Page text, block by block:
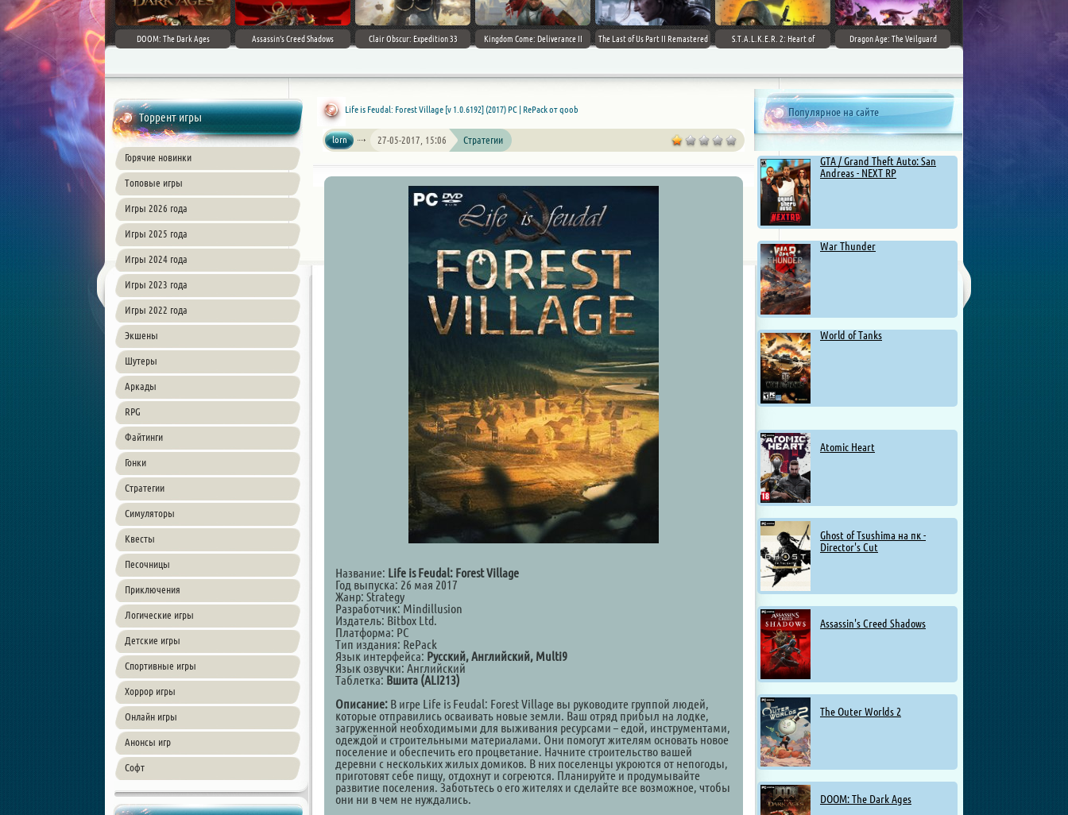
DOOM: The Dark Ages Assassin's Creed Shadows Clair Obscur: Expedition 33 Kingdom Come: Deliverance II The Last of Us Part II Remastered
S.T.A.L.K.E.R. 2: Heart of
Dragon Age: The Veilguard
Торрент игры
Горячие новинки
Топовые игры
Игры 2026 года
Игры 2025 года
Игры 2024 года
Игры 2023 года
Игры 2022 года
Экшены
Шутеры
Аркады
RPG
Файтинги
Гонки
Стратегии
Симуляторы
Квесты
Песочницы
Приключения
Логические игры
Детские игры
Спортивные игры
Хоррор игры
Онлайн игры
Анонсы игр
Софт
Популярное на сайте
GTA / Grand Theft Auto: San
Andreas - NEXT RP
War Thunder
World of Tanks
Atomic Heart
Ghost of Tsushima на пк -
Director's Cut
Assassin's Creed Shadows
The Outer Worlds 2
DOOM: The Dark Ages
Life is Feudal: Forest Village [v 1.0.6192] (2017) PC | RePack от qoob
lorn 27-05-2017, 15:06 Стратегии
Название: Life is Feudal: Forest Village
Год выпуска: 26 мая 2017
Жанр: Strategy
Разработчик: Mindillusion
Издатель: Bitbox Ltd.
Платформа: РС
Тип издания: RePack
Язык интерфейса: Русский, Английский, Multi9
Язык озвучки: Английский
Таблетка: Вшита (ALI213)
Описание: В игре Life is Feudal: Forest Village вы руководите группой людей,
которые отправились осваивать новые земли. Ваш отряд прибыл на лодке,
загруженной необходимыми для выживания ресурсами – едой, инструментами,
одеждой и строительными материалами. Они помогут жителям основать новое
поселение и обеспечить его процветание. Начните строительство вашей
деревни с нескольких жилых домиков. В них поселенцы укроются от непогоды,
приготовят себе пищу, отдохнут и согреются. Планируйте и продумывайте
развитие поселения. Заботьтесь о его жителях и сделайте все возможное, чтобы
они ни в чем не нуждались.